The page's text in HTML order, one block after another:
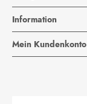
Information
Mein Kundenkonto